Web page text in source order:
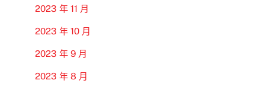
2023 年 11 月
2023 年 10 月
2023 年 9 月
2023 年 8 月